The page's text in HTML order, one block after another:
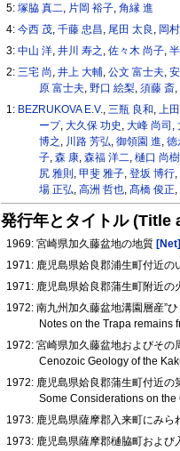
5:塚脇 真二, 片岡 裕子,角縁 進
4:今西 茂,千藤 忠昌, 尾田 太良 , 岡
3:中山 洋,井川 寿之 ,佐々木 尚子,
2:三宅 尚,井上 大輔,公文 富士夫,
原 富士夫, 野口 絵梨, 須藤 斎,
1: BEZRUKOVA E.V.,三瓶 良和,上
ープ, 大久保 功史 , 大峰 尚司 ,
博之 , 川路 芳弘, 御領園 進, 徳
子, 森 康, 森福 洋二, 樋口 尚樹
尻 雅則 , 甲斐 雅子, 登坂 博行,
場 正弘, 高洲 哲也, 髙橋 俊正,
発行年とタイトル
1969: 宮崎県加久藤盆地の地質[Net]
1971: 鹿児島県姶良郡浦生町付近
1971: 鹿児島県姶良郡蒲生町附近
1972: 南九州加久藤盆地溝園層産”
Notes on the Trapa remains
1972: 宮崎県加久藤盆地およびその
Cenozoic Geology of the
1972: 鹿児島県姶良郡蒲生町付近
Some Considerations on the
1973: 鹿児島県薩摩郡入来町にみら
1973: 鹿児島県薩摩郡樋脇町および